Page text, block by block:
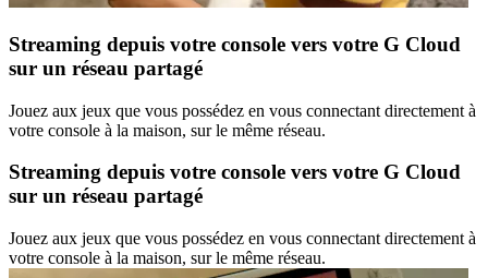
Streaming depuis votre console vers votre G Cloud
sur un réseau partagé
Jouez aux jeux que vous possédez en vous connectant directement à
votre console à la maison, sur le même réseau.
Streaming depuis votre console vers votre G Cloud
sur un réseau partagé
Jouez aux jeux que vous possédez en vous connectant directement à
votre console à la maison, sur le même réseau.